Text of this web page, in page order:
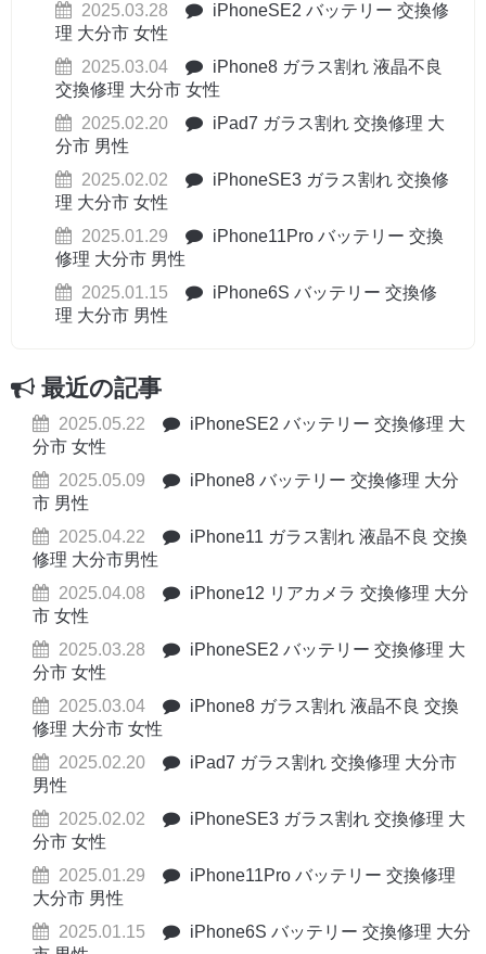
2025.03.28
iPhoneSE2 バッテリー 交換修
理 大分市 女性
2025.03.04
iPhone8 ガラス割れ 液晶不良
交換修理 大分市 女性
2025.02.20
iPad7 ガラス割れ 交換修理 大
分市 男性
2025.02.02
iPhoneSE3 ガラス割れ 交換修
理 大分市 女性
2025.01.29
iPhone11Pro バッテリー 交換
修理 大分市 男性
2025.01.15
iPhone6S バッテリー 交換修
理 大分市 男性
最近の記事
2025.05.22
iPhoneSE2 バッテリー 交換修理 大
分市 女性
2025.05.09
iPhone8 バッテリー 交換修理 大分
市 男性
2025.04.22
iPhone11 ガラス割れ 液晶不良 交換
修理 大分市男性
2025.04.08
iPhone12 リアカメラ 交換修理 大分
市 女性
2025.03.28
iPhoneSE2 バッテリー 交換修理 大
分市 女性
2025.03.04
iPhone8 ガラス割れ 液晶不良 交換
修理 大分市 女性
2025.02.20
iPad7 ガラス割れ 交換修理 大分市
男性
2025.02.02
iPhoneSE3 ガラス割れ 交換修理 大
分市 女性
2025.01.29
iPhone11Pro バッテリー 交換修理
大分市 男性
2025.01.15
iPhone6S バッテリー 交換修理 大分